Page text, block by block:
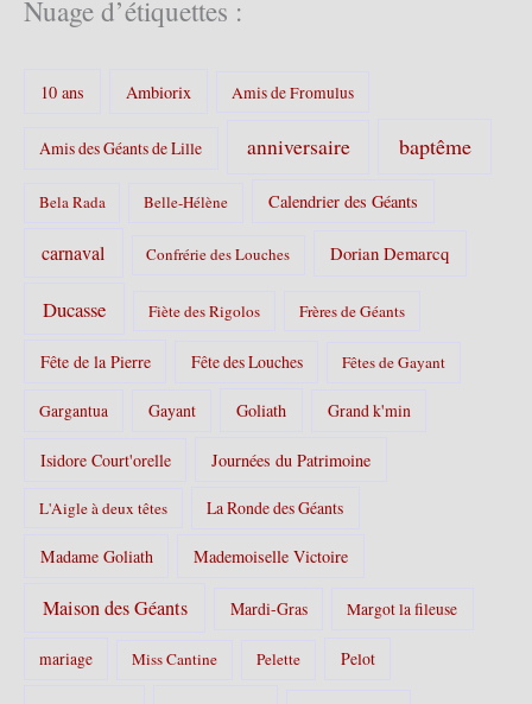
g
Nuage d’étiquettes :
10 ans Ambiorix Amis de Fromulus
Amis des Géants de Lille anniversaire baptême
Bela Rada Belle-Hélène Calendrier des Géants
carnaval Confrérie des Louches Dorian Demarcq
Ducasse Fiète des Rigolos Frères de Géants
Fête de la Pierre Fête des Louches Fêtes de Gayant
Gargantua Gayant Goliath Grand k'min
Isidore Court'orelle Journées du Patrimoine
L'Aigle à deux têtes La Ronde des Géants
Madame Goliath Mademoiselle Victoire
Maison des Géants Mardi-Gras Margot la fileuse
mariage Miss Cantine Pelette Pelot